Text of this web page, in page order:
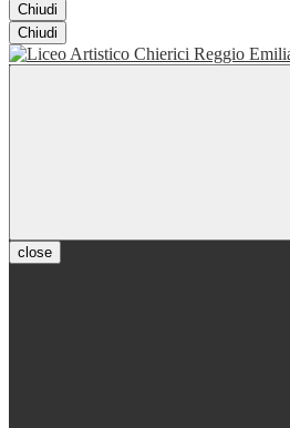
Chiudi
Chiudi
close